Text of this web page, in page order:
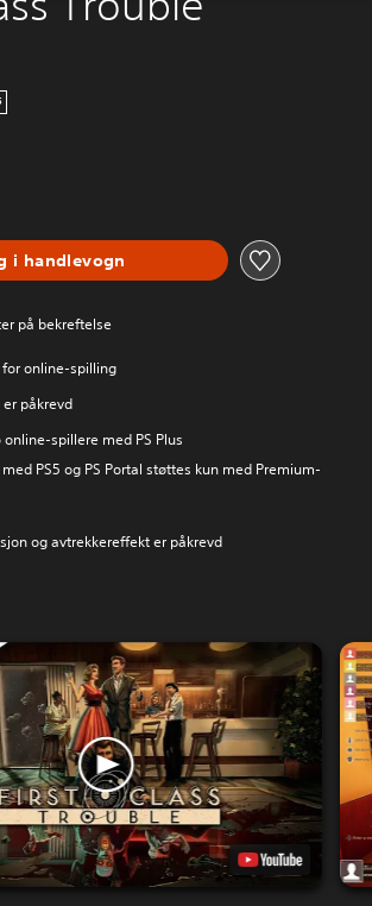
i handlevogn
på bekreftelse
for online-spilling
påkrevd
spillere med PS Plus
PS5 og PS Portal støttes kun med Premium-
og avtrekkereffekt er påkrevd